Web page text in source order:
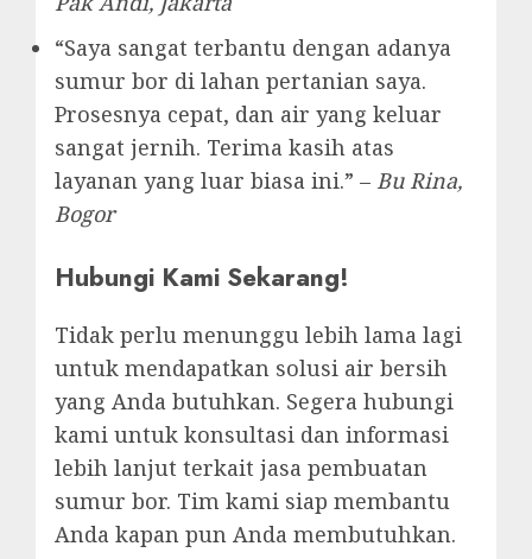
“Saya sangat terbantu dengan adanya
sumur bor di lahan pertanian saya.
Prosesnya cepat, dan air yang keluar
sangat jernih. Terima kasih atas
layanan yang luar biasa ini.” – Bu Rina,
Bogor
Hubungi Kami Sekarang!
Tidak perlu menunggu lebih lama lagi
untuk mendapatkan solusi air bersih
yang Anda butuhkan. Segera hubungi
kami untuk konsultasi dan informasi
lebih lanjut terkait jasa pembuatan
sumur bor. Tim kami siap membantu
Anda kapan pun Anda membutuhkan.